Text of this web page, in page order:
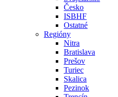
Česko
ISBHF
Ostatné
Regióny
Nitra
Bratislava
Prešov
Turiec
Skalica
Pezinok